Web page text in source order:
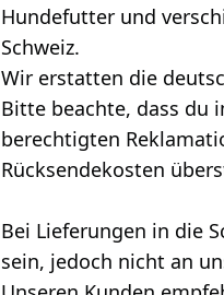
Hundefutter und
Schweiz.
Wir erstatten die
Bitte beachte, dass du
berechtigten
Rücksendekosten
Bei Lieferungen in die
sein, jedoch nicht an